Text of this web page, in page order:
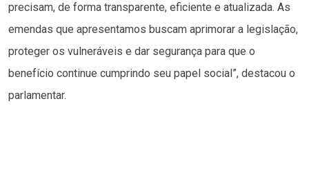
precisam, de forma transparente, eficiente e atualizada. As
emendas que apresentamos buscam aprimorar a legislação,
proteger os vulneráveis e dar segurança para que o
benefício continue cumprindo seu papel social”, destacou o
parlamentar.